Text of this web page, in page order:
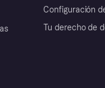
Configuración
Tu derecho de